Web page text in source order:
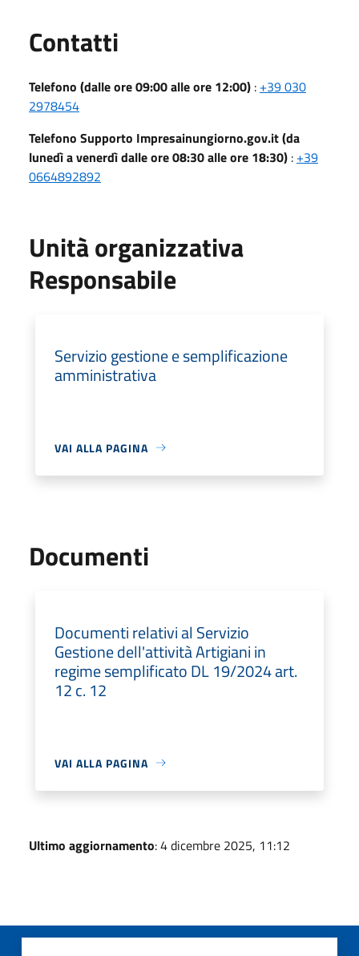
Contatti
Telefono (dalle ore 09:00 alle ore 12:00) : +39 030
2978454
Telefono Supporto Impresainungiorno.gov.it (da
lunedì a venerdì dalle ore 08:30 alle ore 18:30) : +39
0664892892
Unità organizzativa
Responsabile
Servizio gestione e semplificazione
amministrativa
VAI ALLA PAGINA
Documenti
Documenti relativi al Servizio
Gestione dell'attività Artigiani in
regime semplificato DL 19/2024 art.
12 c. 12
VAI ALLA PAGINA
Ultimo aggiornamento: 4 dicembre 2025, 11:12